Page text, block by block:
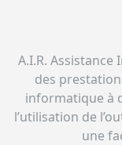
A.I.R.
des
informatique à
l’utilisation de
une